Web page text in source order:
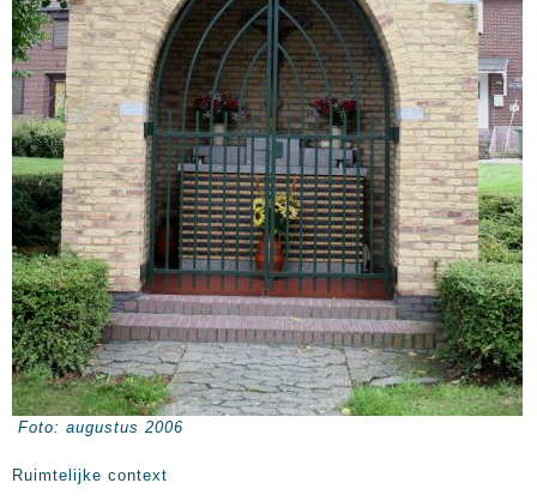
Foto: augustus 2006
Ruimtelijke context